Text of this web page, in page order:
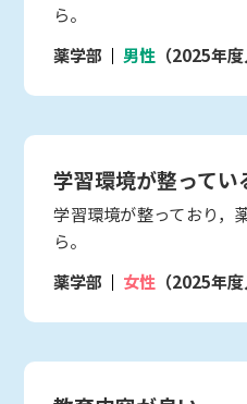
ら。
薬学部
男性 （2025年度
学習環境が整ってい
学習環境が整っており，
ら。
薬学部
女性 （2025年度